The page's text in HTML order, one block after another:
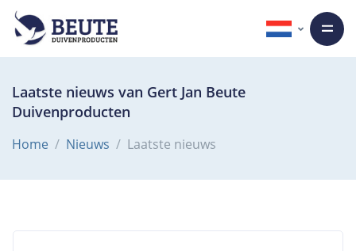
Laatste nieuws van Gert Jan Beute
Duivenproducten
Home Nieuws Laatste nieuws